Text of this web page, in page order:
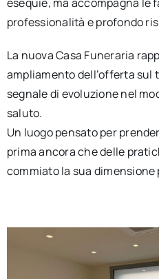
professionalità e profondo
La nuova Casa Funeraria
ampliamento dell’offerta sul
segnale di evoluzione nel
saluto.
Un luogo pensato per
prima ancora che delle
commiato la sua